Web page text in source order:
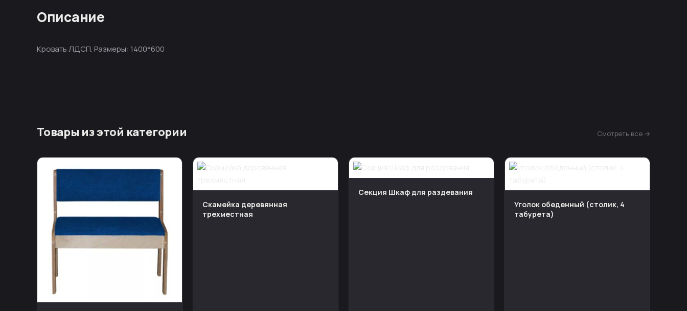
Описание
Кровать ЛДСП. Размеры: 1400*600
Товары из этой категории Смотреть все →
Скамейка деревянная
трехместная
Секция Шкаф для раздевания
Уголок обеденный (столик, 4
табурета)